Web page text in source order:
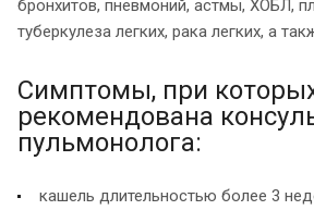
бронхитов, пневмоний, астмы, ХОБЛ,
туберкулеза легких, рака легких, а
Симптомы, при
рекомендована
пульмонолога:
кашель длительностью более 3